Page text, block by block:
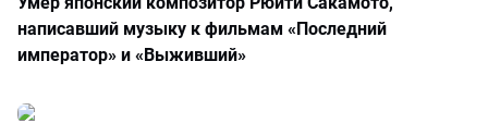
написавший музыку к фильмам «Последний
император» и «Выживший»